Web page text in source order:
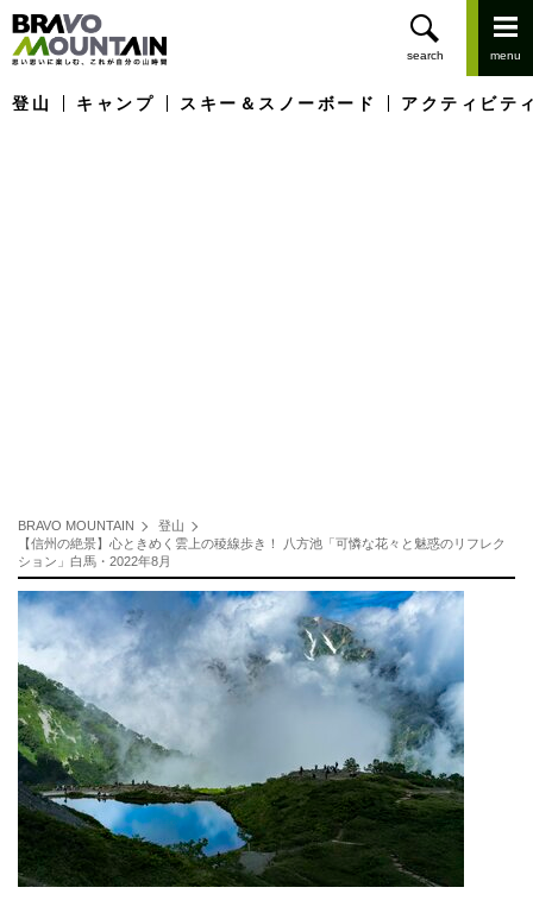
登山 キャンプ スキー＆スノーボード アクティビテ
BRAVO MOUNTAIN
登山
【信州の絶景】心ときめく雲上の稜線歩き！ 八方池「可憐な花々と魅惑のリフレク
ション」白馬・2022年8月